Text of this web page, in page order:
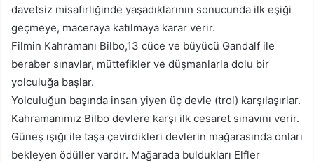
davetsiz misafirliğinde yaşadıklarının sonucunda ilk eşiği
geçmeye, maceraya katılmaya karar verir.
Filmin Kahramanı Bilbo,13 cüce ve büyücü Gandalf ile
beraber sınavlar, müttefikler ve düşmanlarla dolu bir
yolculuğa başlar.
Yolculuğun başında insan yiyen üç devle (trol) karşılaşırlar.
Kahramanımız Bilbo devlere karşı ilk cesaret sınavını verir.
Güneş ışığı ile taşa çevirdikleri devlerin mağarasında onları
bekleyen ödüller vardır. Mağarada buldukları Elfler